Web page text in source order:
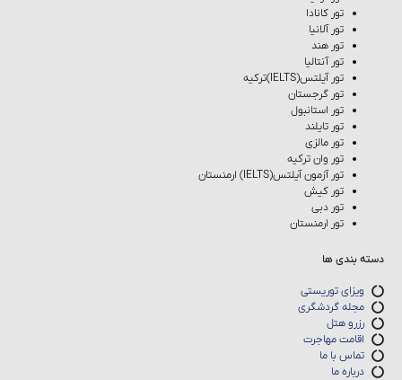
تور کانادا
تور آلانیا
تور هند
تور آنتالیا
تور آیلتس(IELTS)ترکیه
تور گرجستان
تور استانبول
تور تایلند
تور مالزی
تور وان ترکیه
تور آزمون آیلتس(IELTS) ارمنستان
تور کیش
تور دبی
تور ارمنستان
دسته بندی ها
ویزای توریستی
مجله گردشگری
رزرو هتل
اقامت مهاجرت
تماس با ما
درباره ما